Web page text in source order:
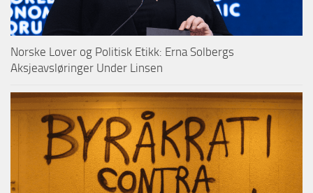
Norske Lover og Politisk Etikk: Erna Solbergs
Aksjeavsløringer Under Linsen